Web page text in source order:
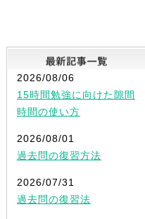
2026/08/06
15時間勉強に向けた隙間
時間の使い方
2026/08/01
過去問の復習方法
2026/07/31
過去問の復習法